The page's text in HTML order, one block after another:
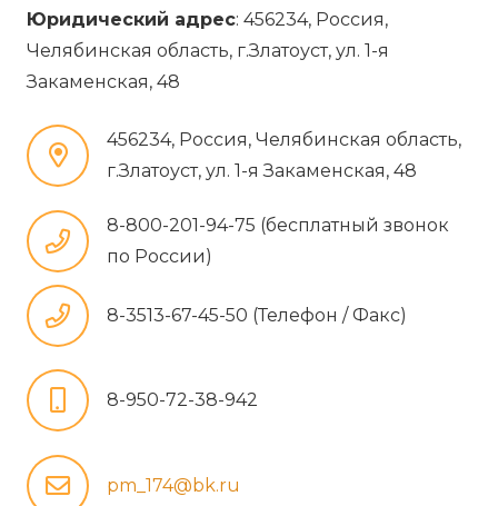
Юридический адрес: 456234, Россия,
Челябинская область, г.Златоуст, ул. 1-я
Закаменская, 48
456234, Россия, Челябинская область,
г.Златоуст, ул. 1-я Закаменская, 48
8-800-201-94-75 (бесплатный звонок
по России)
8-3513-67-45-50 (Телефон / Факс)
8-950-72-38-942
pm_174@bk.ru